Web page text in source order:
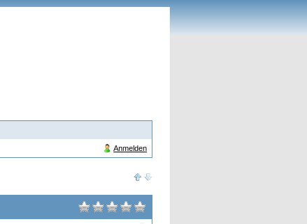
Anmelden